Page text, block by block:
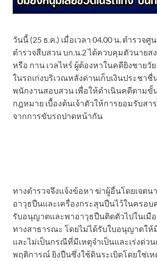
วันนี้ (25 ธ.ค.) เมื่อเวลา 04.00 น. ตำรวจ
ตำรวจสืบสวน บก.น.2 ได้ควบคุมตัวนายส
หรือ กาน เวลไหร์ ผู้ต้องหาในคดียิงชายวัย
ในรถเก่งบริเวณหลังด่านเก็บเงินประชา
พนักงานสอบสวน เพื่อให้ดำเนินคดีตามขั้
กฎหมาย เบื้องต้นเจ้าตัวให้การยอมรับสา
จากการขับรถปาดหน้ากัน
ทางตำรวจจึงแจ้งข้อหา ฆ่าผู้อื่นโดยเจตน
อาวุธปืนและเครื่องกระสุนปืนไว้ในครอบ
รับอนุญาตและพาอาวุธปืนติดตัวไปในเมื
ทางสาธารณะ โดยไม่ได้รับใบอนุญาตให้
และไม่เป็นกรณีที่มีเหตุจำเป็นและเร่งด่ว
พฤติการณ์ ยิงปืนซึ่งใช้ดินระเบิดโดยใช่เห